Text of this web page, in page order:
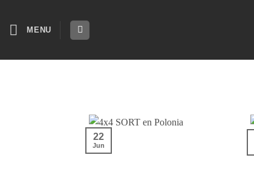
content
MENU
22
Jun